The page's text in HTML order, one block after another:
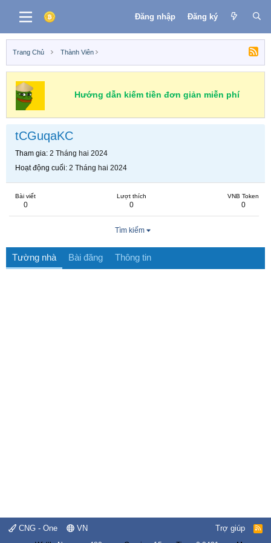
Đăng nhập Đăng ký
Trang Chủ Thành Viên
Hướng dẫn kiếm tiền đơn giản miễn phí
tCGuqaKC
Tham gia 2 Tháng hai 2024
Hoạt động cuối 2 Tháng hai 2024
Bài viết
0
Lượt thích
0
VNB Token
0
Tìm kiếm
Tường nhà Bài đăng Thông tin
CNG - One VN Trợ giúp
R